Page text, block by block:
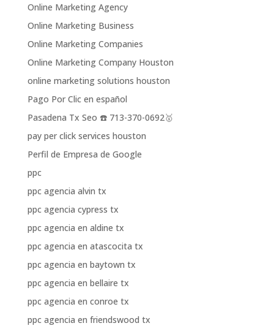
Online Marketing Agency
Online Marketing Business
Online Marketing Companies
Online Marketing Company Houston
online marketing solutions houston
Pago Por Clic en español
Pasadena Tx Seo ☎️ 713-370-0692🥇
pay per click services houston
Perfil de Empresa de Google
ppc
ppc agencia alvin tx
ppc agencia cypress tx
ppc agencia en aldine tx
ppc agencia en atascocita tx
ppc agencia en baytown tx
ppc agencia en bellaire tx
ppc agencia en conroe tx
ppc agencia en friendswood tx